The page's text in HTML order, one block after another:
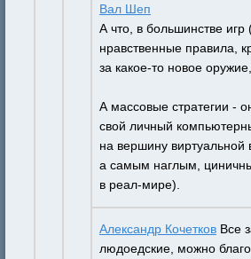
Вал Шеп
А что, в большинстве игр
нравственные правила,
за какое-то новое
А массовые стратегии -
свой личный
на вершину
а самым наглым,
в реал-мире).
Александр Кочетков Все
людоедские, можно